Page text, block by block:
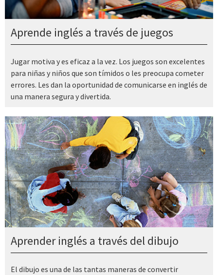
Aprende inglés a través de juegos
Jugar motiva y es eficaz a la vez. Los juegos son excelentes
para niñas y niños que son tímidos o les preocupa cometer
errores. Les dan la oportunidad de comunicarse en inglés de
una manera segura y divertida.
Aprender inglés a través del dibujo
El dibujo es una de las tantas maneras de convertir